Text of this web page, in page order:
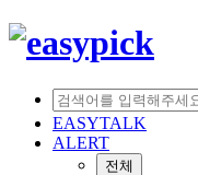
EASYTALK
ALERT
전체